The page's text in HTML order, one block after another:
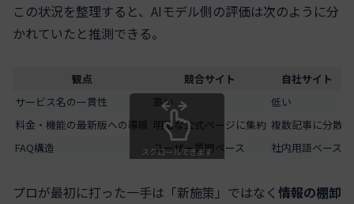
この状況を整理すると、AIモデル側の評価は次のように分
かれていたと推測できる。
観点 競合サイト
自社サイト
サービス名の一貫性
高い
低い
料金・機能の最新版への導線 明確な公式ページに集約 複数記事に分散
FAQ構造
ユーザー質問ベース 社内用語ベース
スクロールできます
プロが最初に打った一手は「新施策」ではなく 情報の棚卸